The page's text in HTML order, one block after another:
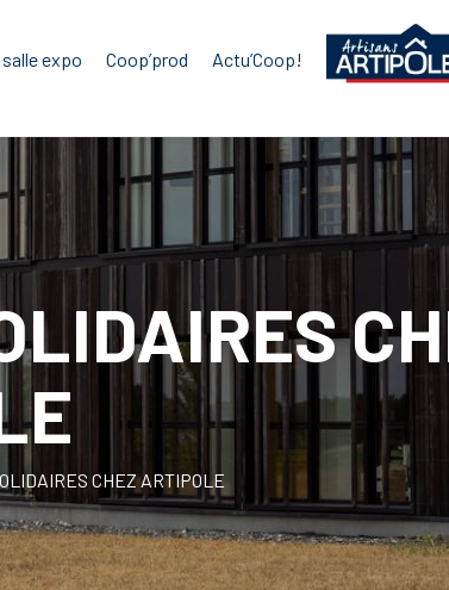
expo Coop’prod Actu’Coop!
CHEZ ARTIPOLE